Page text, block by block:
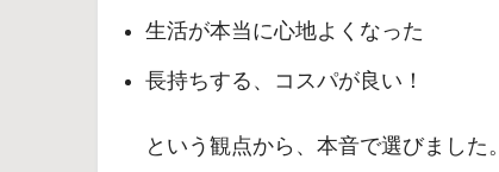
生活が本当に心地よくなった
長持ちする、コスパが良い！
という観点から、本音で選びました。